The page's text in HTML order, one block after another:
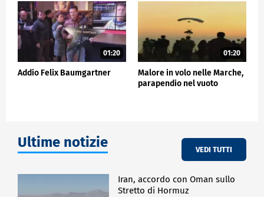
stratosfera del 14 ottobre 2012. Sostenuto da Red
Bull Stratos, si lanciò da quasi 39.000 metri,
superando la velocità del suono (1137 km/h) e
stabilendo record difficilmente eguagliabili. "Felix
sta nell'aria come un pesce sta nell'acqua",
ripetevano i suoi collaboratori, a testimonianza di
una vita vissuta all'estremo.
01:20
Addio Felix Baumgartner
01:20
Malore in volo nelle Marche,
parapendio nel vuoto
Ultime notizie VEDI TUTTI
Iran, accordo con Oman sullo
Stretto di Hormuz